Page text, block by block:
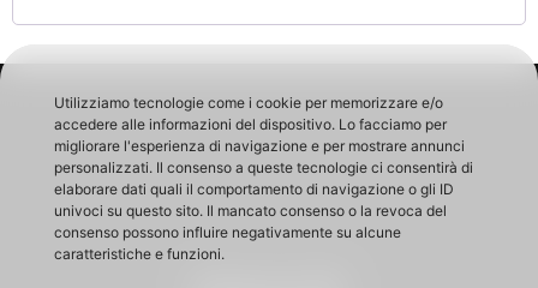
Utilizziamo tecnologie come i cookie per memorizzare e/o
accedere alle informazioni del dispositivo. Lo facciamo per
migliorare l'esperienza di navigazione e per mostrare annunci
personalizzati. Il consenso a queste tecnologie ci consentirà di
elaborare dati quali il comportamento di navigazione o gli ID
univoci su questo sito. Il mancato consenso o la revoca del
consenso possono influire negativamente su alcune
caratteristiche e funzioni.